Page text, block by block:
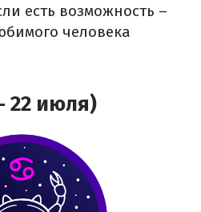
есть возможность –
человека
22 июля)